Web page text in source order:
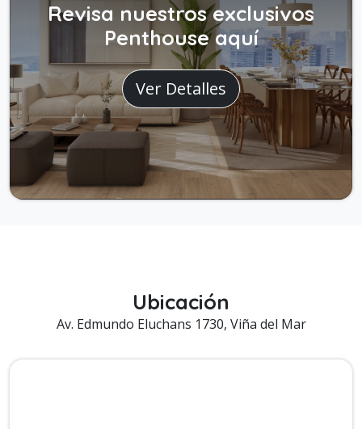
Revisa nuestros exclusivos
Penthouse aquí
Ver Detalles
Ubicación
Av. Edmundo Eluchans 1730, Viña del Mar